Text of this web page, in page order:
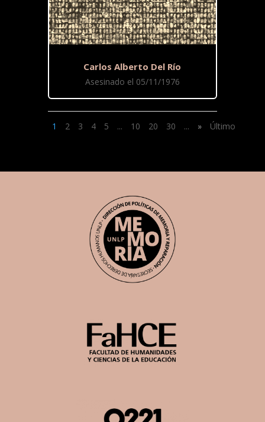
Carlos Alberto Del Río
Asesinado el 05/11/1976
1 2 3 4 5 ... 10 20 30 ... » Último